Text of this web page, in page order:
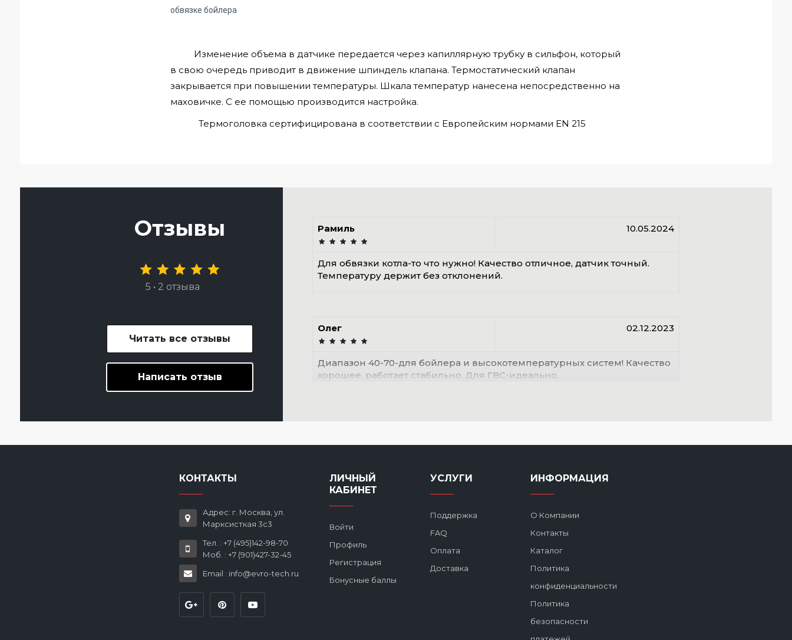
обвязке бойлера
Изменение объема в датчике передается через капиллярную трубку в сильфон, который
в свою очередь приводит в движение шпиндель клапана. Термостатический клапан
закрывается при повышении температуры. Шкала температур нанесена непосредственно на
маховичке. С ее помощью производится настройка.
Термоголовка сертифицирована в соответствии с Европейским нормами EN 215
Отзывы
5 • 2 отзыва
Читать все отзывы
Написать отзыв
Рамиль 10.05.2024
Для обвязки котла-то что нужно! Качество отличное, датчик точный.
Температуру держит без отклонений.
Олег 02.12.2023
Диапазон 40-70-для бойлера и высокотемпературных систем! Качество
хорошее, работает стабильно. Для ГВС-идеально.
КОНТАКТЫ
Адрес: г. Москва, ул.
Марксисткая 3с3
Тел. : +7 (495)142-98-70
Моб. : +7 (901)427-32-45
Email : info@evro-tech.ru
ЛИЧНЫЙ
КАБИНЕТ
Войти
Профиль
Регистрация
Бонусные баллы
УСЛУГИ
Поддержка
FAQ
Оплата
Доставка
ИНФОРМАЦИЯ
О Компании
Контакты
Каталог
Политика
конфиденциальности
Политика
безопасности